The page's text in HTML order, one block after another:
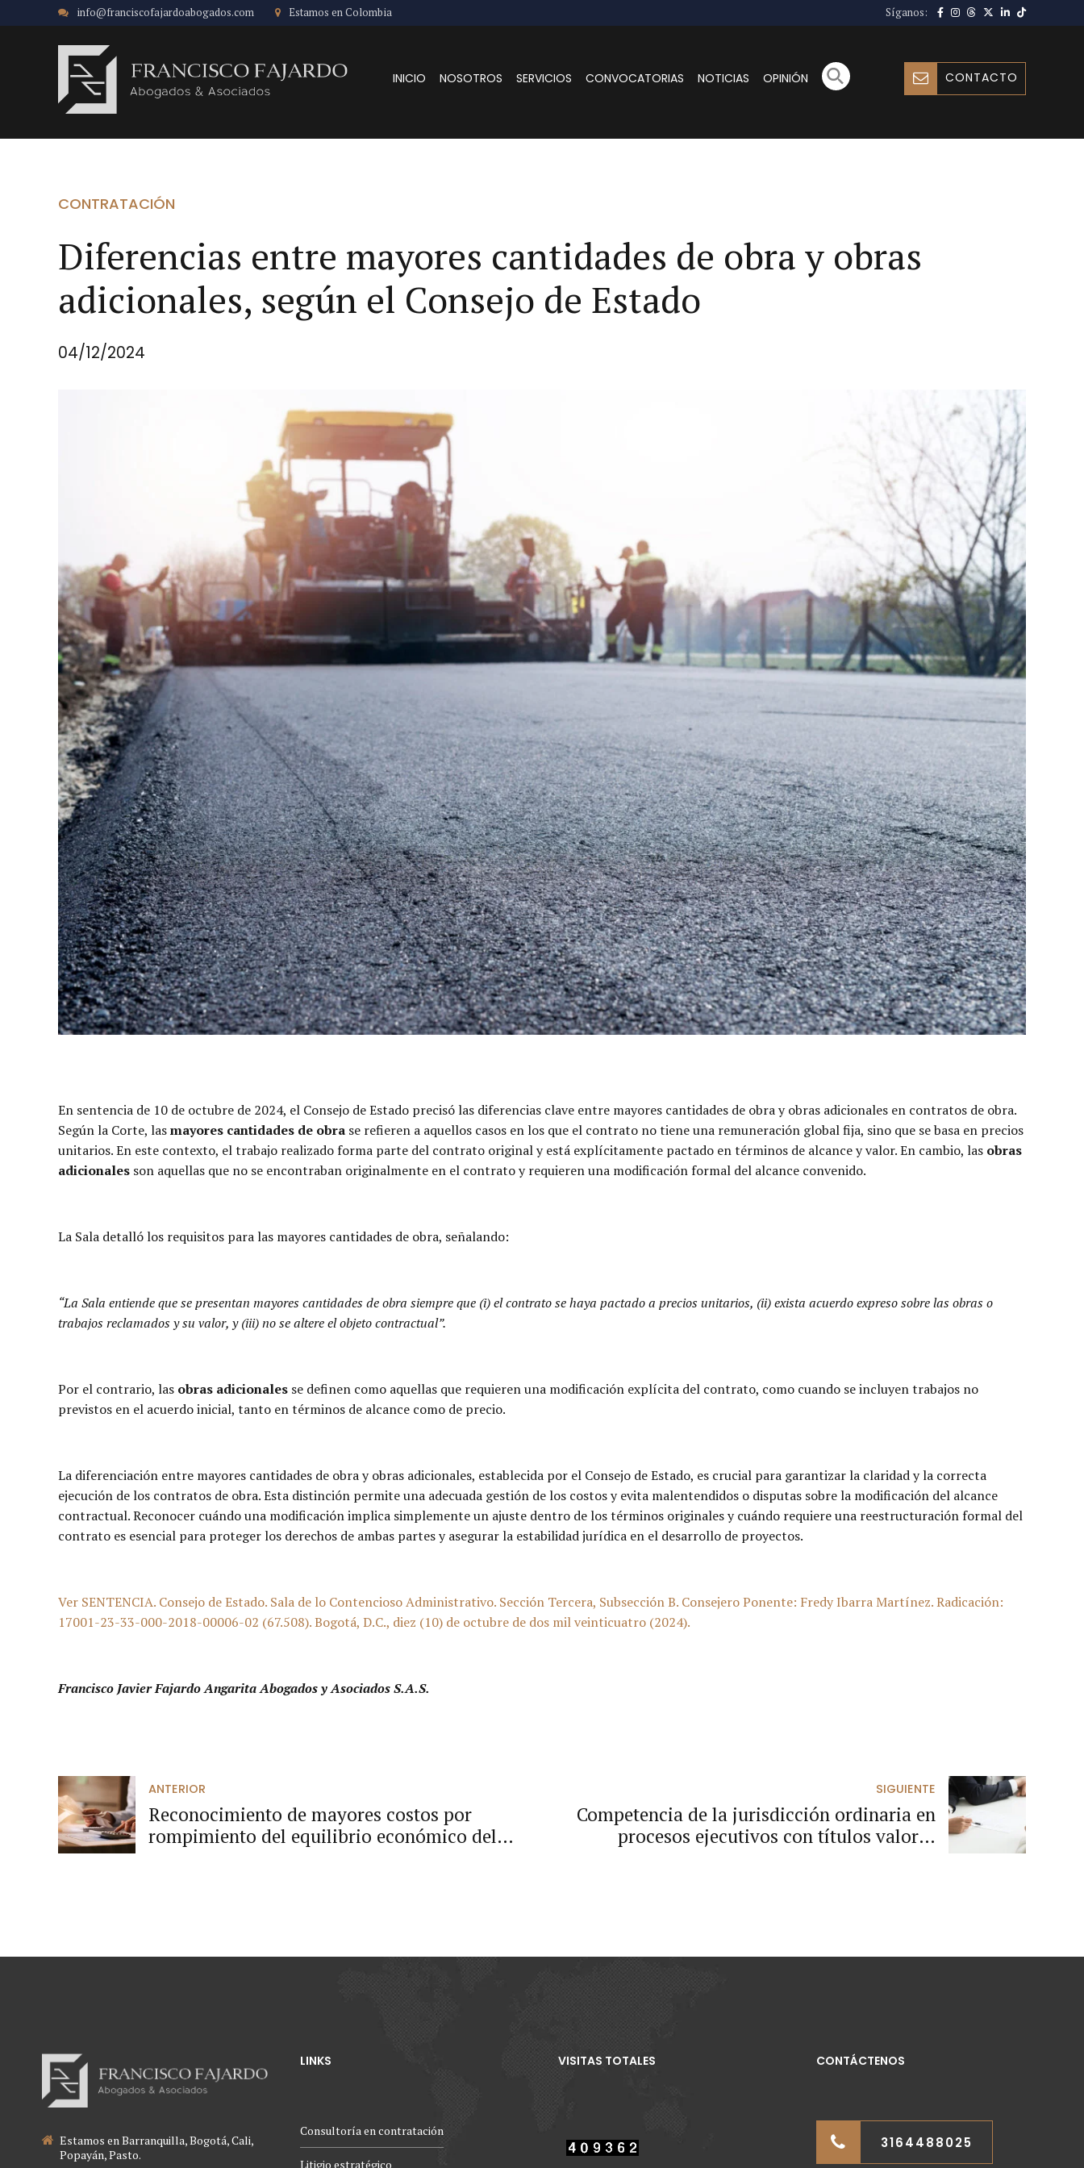
info@franciscofajardoabogados.com Estamos en Colombia Síganos:
CONTACTO
INICIO NOSOTROS SERVICIOS CONVOCATORIAS NOTICIAS OPINIÓN
CONTRATACIÓN
Diferencias entre mayores cantidades de obra y obras
adicionales, según el Consejo de Estado
04/12/2024
En sentencia de 10 de octubre de 2024, el Consejo de Estado precisó las diferencias clave entre mayores cantidades de obra y obras adicionales en contratos de obra.
Según la Corte, lasmayores cantidades de obra se refieren a aquellos casos en los que el contrato no tiene una remuneración global fija, sino que se basa en precios
unitarios. En este contexto, el trabajo realizado forma parte del contrato original y está explícitamente pactado en términos de alcance y valor. En cambio, las obras
adicionales son aquellas que no se encontraban originalmente en el contrato y requieren una modificación formal del alcance convenido.
La Sala detalló los requisitos para las mayores cantidades de obra, señalando:
“La Sala entiende que se presentan mayores cantidades de obra siempre que (i) el contrato se haya pactado a precios unitarios, (ii) exista acuerdo expreso sobre las obras o
trabajos reclamados y su valor, y (iii) no se altere el objeto contractual”.
Por el contrario, las obras adicionales se definen como aquellas que requieren una modificación explícita del contrato, como cuando se incluyen trabajos no
previstos en el acuerdo inicial, tanto en términos de alcance como de precio.
La diferenciación entre mayores cantidades de obra y obras adicionales, establecida por el Consejo de Estado, es crucial para garantizar la claridad y la correcta
ejecución de los contratos de obra. Esta distinción permite una adecuada gestión de los costos y evita malentendidos o disputas sobre la modificación del alcance
contractual. Reconocer cuándo una modificación implica simplemente un ajuste dentro de los términos originales y cuándo requiere una reestructuración formal del
contrato es esencial para proteger los derechos de ambas partes y asegurar la estabilidad jurídica en el desarrollo de proyectos.
Ver SENTENCIA. Consejo de Estado. Sala de lo Contencioso Administrativo. Sección Tercera, Subsección B. Consejero Ponente: Fredy Ibarra Martínez. Radicación:
17001-23-33-000-2018-00006-02 (67.508). Bogotá, D.C., diez (10) de octubre de dos mil veinticuatro (2024).
Francisco Javier Fajardo Angarita Abogados y Asociados S.A.S.
ANTERIOR
Reconocimiento de mayores costos por
rompimiento del equilibrio económico del
SIGUIENTE
Competencia de la jurisdicción ordinaria en
procesos ejecutivos con títulos valores
Estamos en Barranquilla, Bogotá, Cali,
Popayán, Pasto.
LINKS
Consultoría en contratación
Litigio estratégico
VISITAS TOTALES CONTÁCTENOS
3164488025